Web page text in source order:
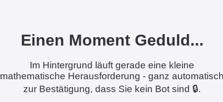
Einen Moment Geduld...
Im Hintergrund läuft gerade eine kleine
mathematische Herausforderung - ganz
zur Bestätigung, dass Sie kein Bot sind 🔒.